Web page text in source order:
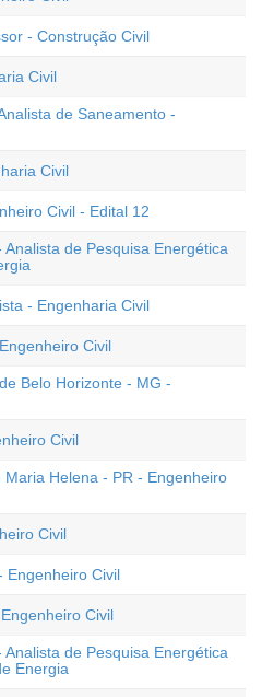
- Construção Civil
Civil
de Saneamento -
Civil
Civil - Edital 12
de Pesquisa Energética
- Engenharia Civil
Civil
Belo Horizonte - MG -
Civil
Helena - PR - Engenheiro
Civil
Engenheiro Civil
Civil
de Pesquisa Energética
Energia